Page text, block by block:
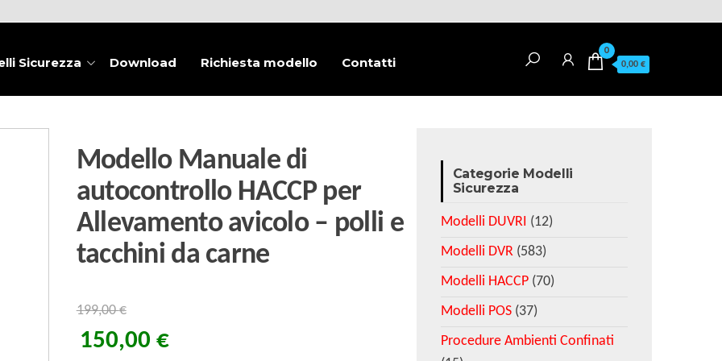
0
0,00 €
Sicurezza Download Richiesta modello Contatti
Modello Manuale di
autocontrollo HACCP per
Allevamento avicolo – polli e
tacchini da carne
199,00€
150,00 €
Categorie Modelli
Sicurezza
Modelli DUVRI (12)
Modelli DVR (583)
Modelli HACCP (70)
Modelli POS (37)
Procedure Ambienti Confinati